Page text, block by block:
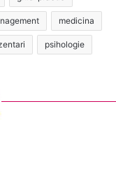
medicina
psihologie